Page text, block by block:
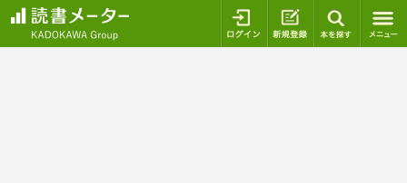
ログイン 新規登録